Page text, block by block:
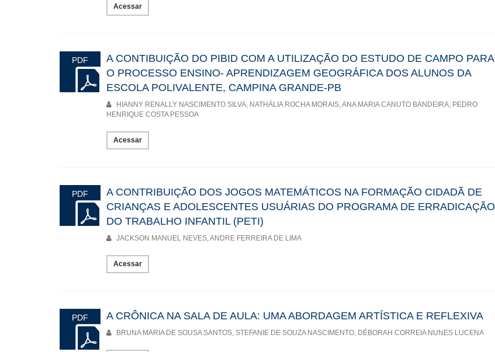
Acessar
PDF
A CONTIBUIÇÃO DO PIBID COM A UTILIZAÇÃO DO ESTUDO DE CAMPO PARA
O PROCESSO ENSINO- APRENDIZAGEM GEOGRÁFICA DOS ALUNOS DA
ESCOLA POLIVALENTE, CAMPINA GRANDE-PB
HIANNY RENALLY NASCIMENTO SILVA, NATHÁLIA ROCHA MORAIS, ANA MARIA CANUTO BANDEIRA, PEDRO
HENRIQUE COSTA PESSOA
Acessar
PDF
A CONTRIBUIÇÃO DOS JOGOS MATEMÁTICOS NA FORMAÇÃO CIDADÃ DE
CRIANÇAS E ADOLESCENTES USUÁRIAS DO PROGRAMA DE ERRADICAÇÃO
DO TRABALHO INFANTIL (PETI)
JACKSON MANUEL NEVES, ANDRE FERREIRA DE LIMA
Acessar
PDF A CRÔNICA NA SALA DE AULA: UMA ABORDAGEM ARTÍSTICA E REFLEXIVA
BRUNA MARIA DE SOUSA SANTOS, STEFANIE DE SOUZA NASCIMENTO, DÉBORAH CORREIA NUNES LUCENA